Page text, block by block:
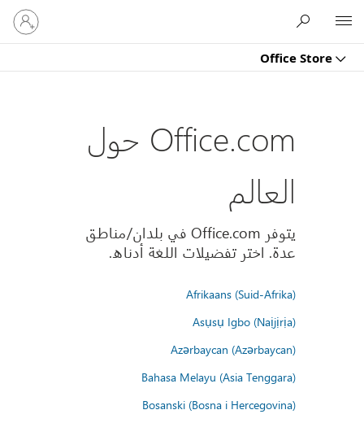
Office Store
تسجيل
الدخول
إلى
Office.com حول
العالم
يتوفر Office.com في بلدان/مناطق
عدة. اختر تفضيلات اللغة أدناه.
Afrikaans (Suid-Afrika)
Asụsụ Igbo (Naịjịrịa)
Azərbaycan (Azərbaycan)
Bahasa Melayu (Asia Tenggara)
Bosanski (Bosna i Hercegovina)